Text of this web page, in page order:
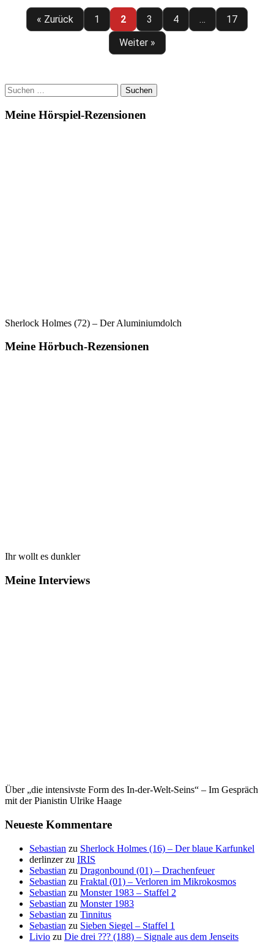
(CD2)
« Zurück 1 2 3 4 … 17
Weiter »
Suchen
nach:
Meine Hörspiel-Rezensionen
Sherlock Holmes (72) – Der Aluminiumdolch
Meine Hörbuch-Rezensionen
Ihr wollt es dunkler
Meine Interviews
Über „die intensivste Form des In-der-Welt-Seins“ – Im Gespräch
mit der Pianistin Ulrike Haage
Neueste Kommentare
Sebastian zu Sherlock Holmes (16) – Der blaue Karfunkel
derlinzerzu IRIS
Sebastian zu Dragonbound (01) – Drachenfeuer
Sebastian zu Fraktal (01) – Verloren im Mikrokosmos
Sebastian zu Monster 1983 – Staffel 2
Sebastian zu Monster 1983
Sebastian zu Tinnitus
Sebastian zu Sieben Siegel – Staffel 1
Livio zu Die drei ??? (188) – Signale aus dem Jenseits